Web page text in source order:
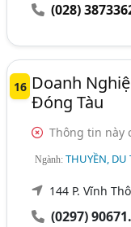
(028)
16 Doanh
Đóng Tàu
Thông tin này
Ngành:THUYỀN, DU
144 P. Vĩnh
(0297)